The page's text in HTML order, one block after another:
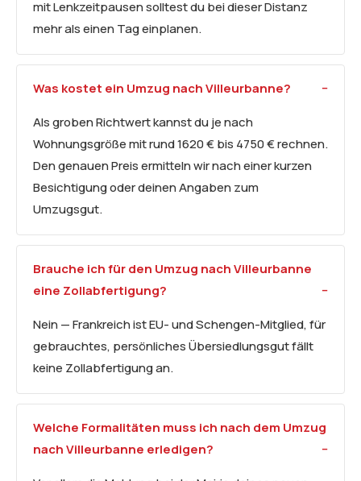
mit Lenkzeitpausen solltest du bei dieser Distanz
mehr als einen Tag einplanen.
Was kostet ein Umzug nach Villeurbanne?
Als groben Richtwert kannst du je nach
Wohnungsgröße mit rund 1620 € bis 4750 € rechnen.
Den genauen Preis ermitteln wir nach einer kurzen
Besichtigung oder deinen Angaben zum
Umzugsgut.
Brauche ich für den Umzug nach Villeurbanne
eine Zollabfertigung?
Nein — Frankreich ist EU- und Schengen-Mitglied, für
gebrauchtes, persönliches Übersiedlungsgut fällt
keine Zollabfertigung an.
Welche Formalitäten muss ich nach dem Umzug
nach Villeurbanne erledigen?